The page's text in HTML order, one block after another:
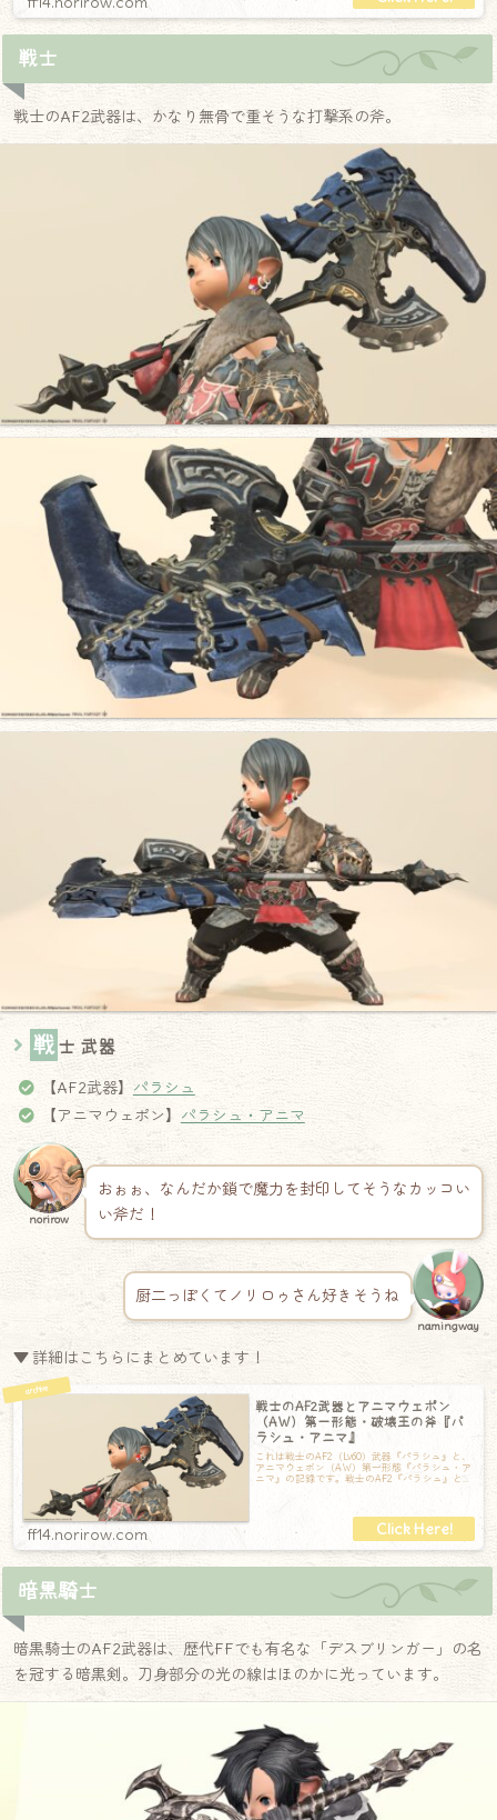
戦士
戦士のAF2武器は、かなり無骨で重そうな打撃系の斧。
戦士 武器
【AF2武器】 パラシュ
【アニマウェポン】 パラシュ・アニマ
norirow
おぉぉ、なんだか鎖で魔力を封印してそうなカッコい
い斧だ！
厨二っぽくてノリロゥさん好きそうね
namingway
▼ 詳細はこちらにまとめています！
戦士のAF2武器とアニマウェポン
（AW）第一形態・破壊王の斧『パ
ラシュ・アニマ』
これは戦士のAF2（Lv60）武器『パラシュ』と、
アニマウェポン（AW）第一形態『パラシュ・ア
ニマ』の記録です。戦士のAF2『パラシュ』と、
ff14.norirow.com
暗黒騎士
暗黒騎士のAF2武器は、歴代FFでも有名な「デスブリンガー」の名
を冠する暗黒剣。刀身部分の光の線はほのかに光っています。